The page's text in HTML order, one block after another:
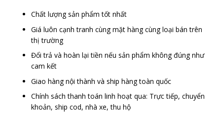
Chất lượng sản phẩm tốt nhất
Giá luôn cạnh tranh cùng mặt hàng cùng loại bán trên
thị trường
Đổi trả và hoàn lại tiền nếu sản phẩm không đúng như
cam kết
Giao hàng nội thành và ship hàng toàn quốc
Chính sách thanh toán linh hoạt qua: Trực tiếp, chuyển
khoản, ship cod, nhà xe, thu hộ